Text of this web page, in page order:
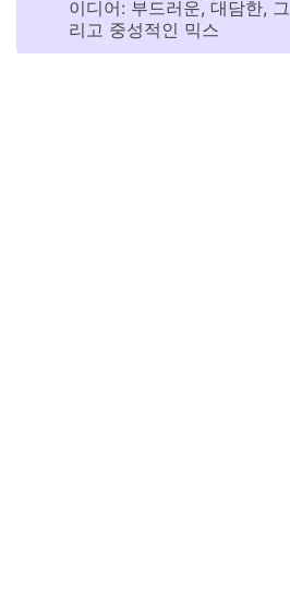
이디어: 부드러운, 대담한, 그
리고 중성적인 믹스